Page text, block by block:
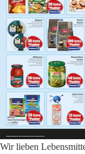
Wir lieben